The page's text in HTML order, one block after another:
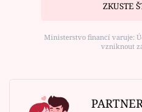
ZKUSTE
Ministerstvo financí varuje:
vzniknout